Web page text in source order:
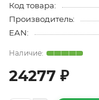
Код товара:
Производитель:
EAN:
24277 ₽